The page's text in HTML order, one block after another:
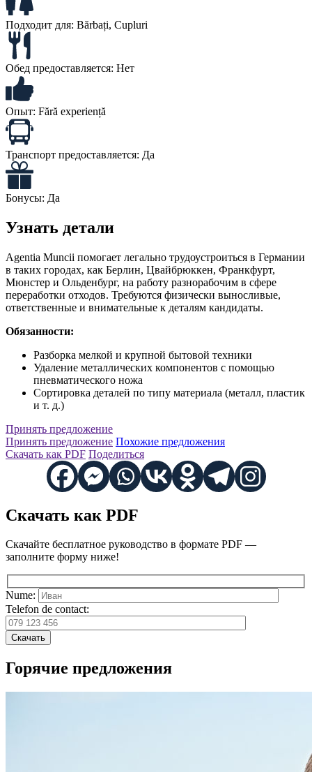
Подходит для: Bărbați, Cupluri
Обед предоставляется: Нет
Опыт: Fără experiență
Транспорт предоставляется: Да
Бонусы: Да
Узнать детали
Agentia Muncii помогает легально трудоустроиться в Германии
в таких городах, как Берлин, Цвайбрюккен, Франкфурт,
Мюнстер и Ольденбург, на работу разнорабочим в сфере
переработки отходов. Требуются физически выносливые,
ответственные и внимательные к деталям кандидаты.
Обязанности:
Разборка мелкой и крупной бытовой техники
Удаление металлических компонентов с помощью
пневматического ножа
Сортировка деталей по типу материала (металл, пластик
и т. д.)
Принять предложение
Принять предложение Похожие предложения
Скачать как PDF Поделиться
Скачать как PDF
Скачайте бесплатное руководство в формате PDF —
заполните форму ниже!
Nume:
Telefon de contact:
Скачать
Горячие предложения